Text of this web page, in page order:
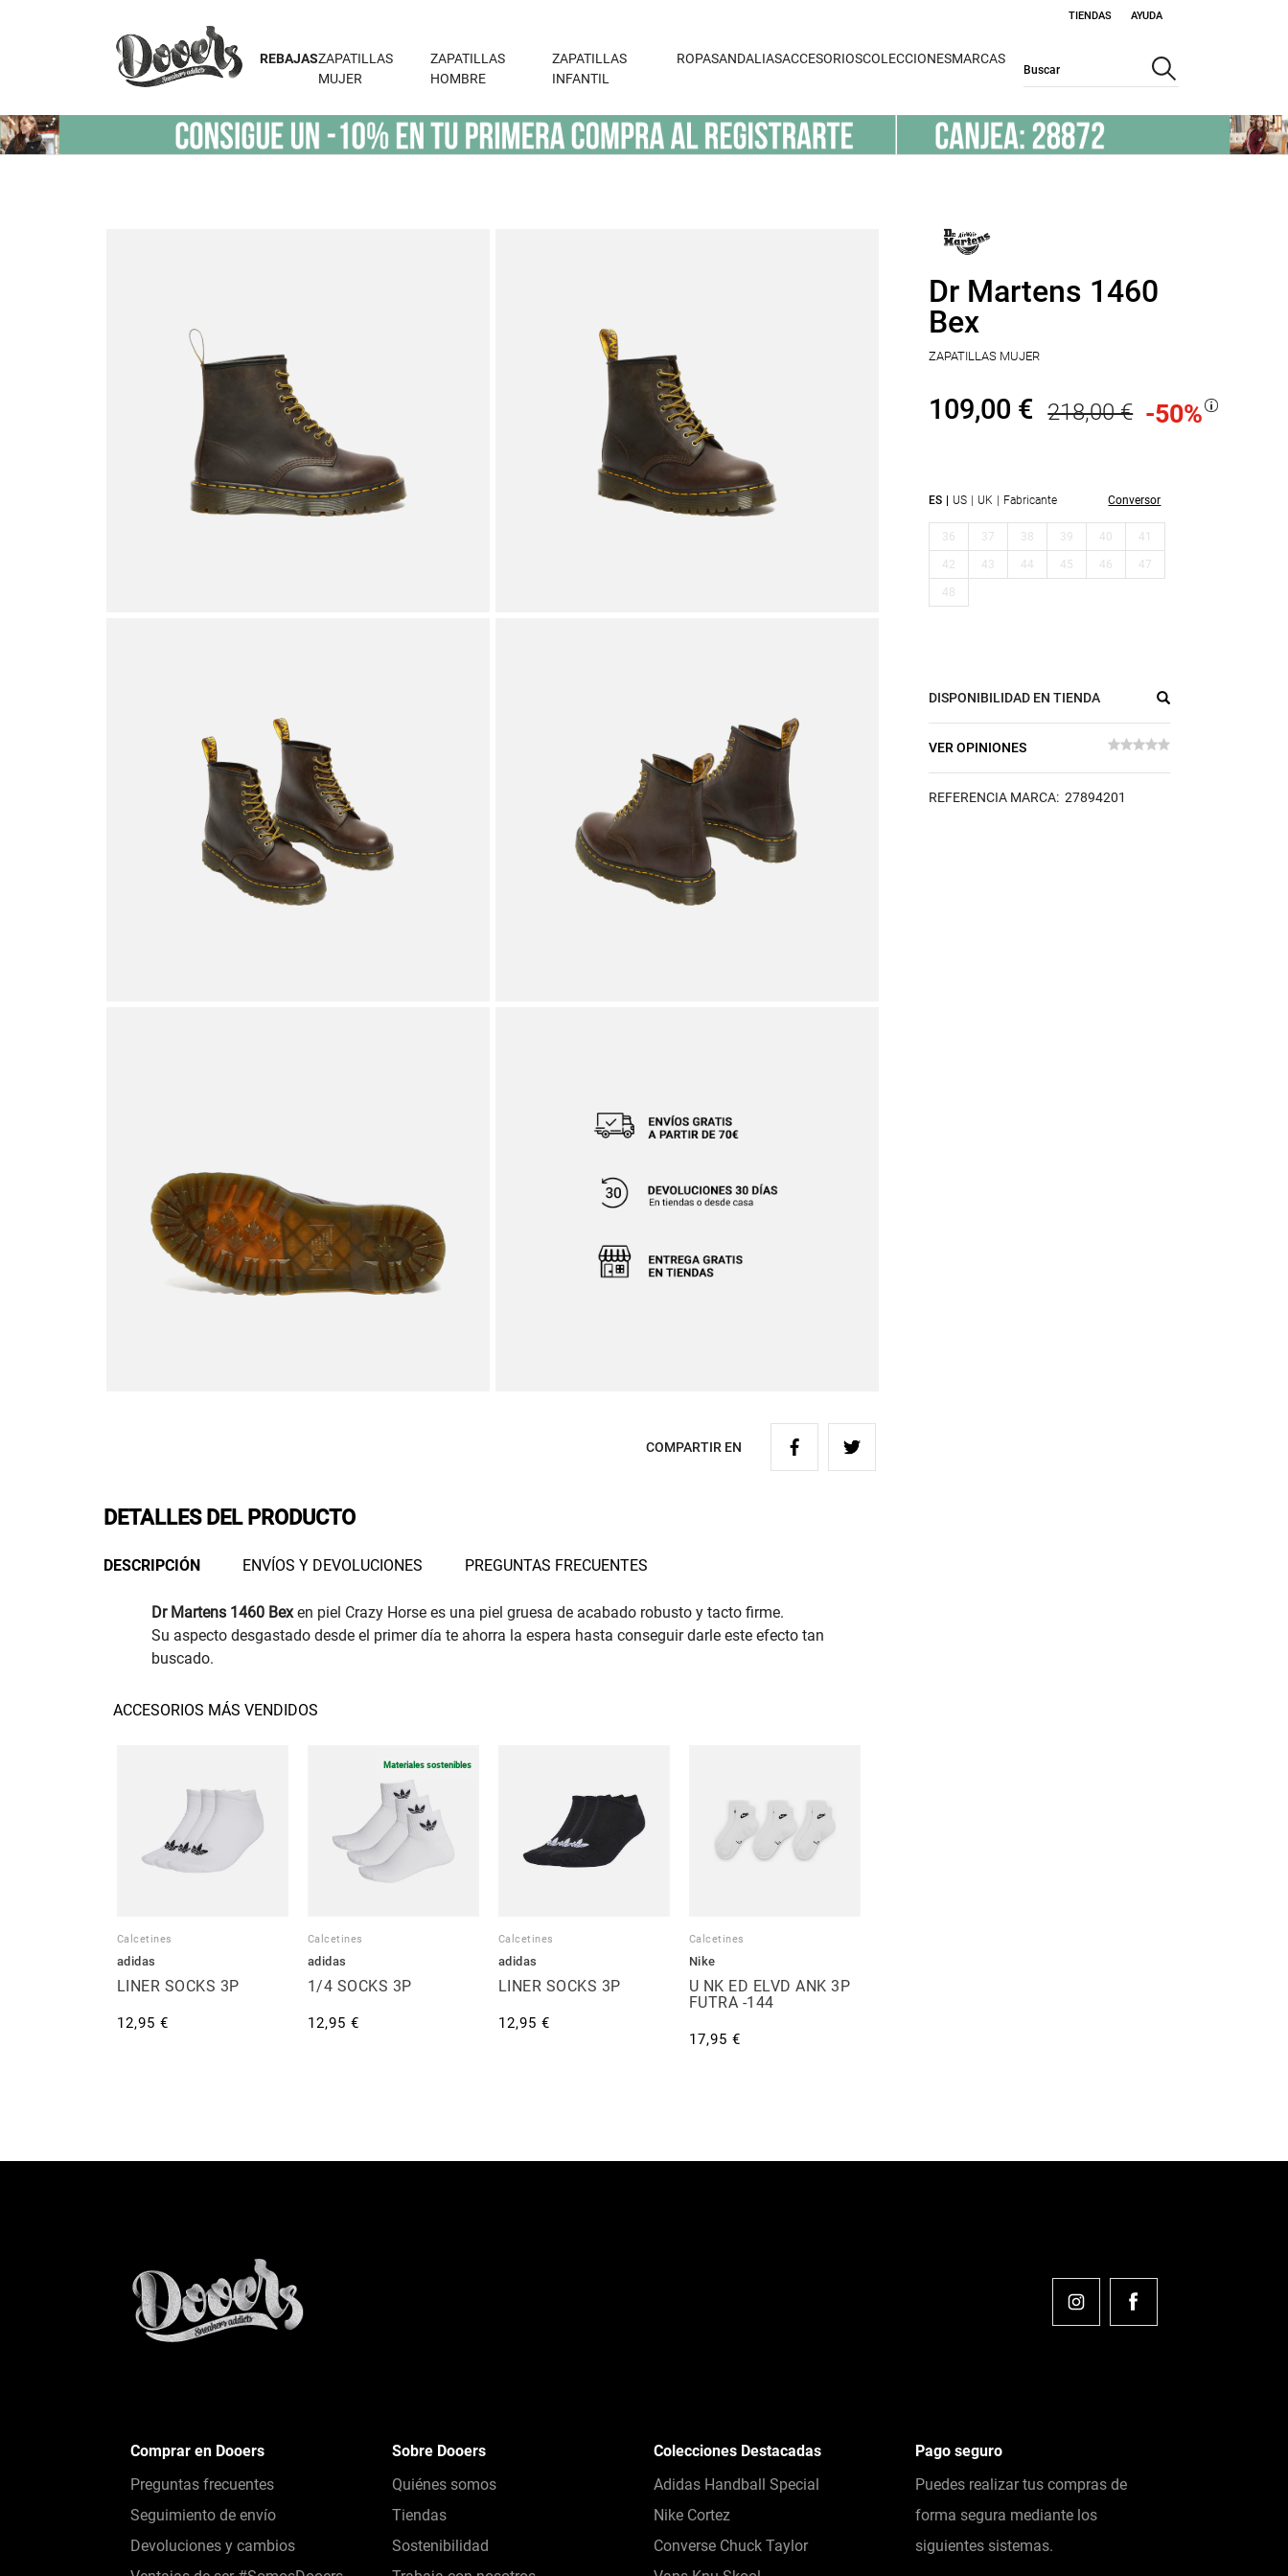
TIENDAS AYUDA
REBAJASZAPATILLAS
MUJER
ZAPATILLAS
HOMBRE
ZAPATILLAS
INFANTIL
ROPASANDALIASACCESORIOSCOLECCIONESMARCAS
Dr Martens 1460
Bex
ZAPATILLAS MUJER
109,00 € 218,00 € -50%
ES US UK Fabricante Conversor
36 37 38 39 40 41
42 43 44 45 46 47
48
DISPONIBILIDAD EN TIENDA
VER OPINIONES
REFERENCIA MARCA: 27894201
COMPARTIR EN
DETALLES DEL PRODUCTO
DESCRIPCIÓN ENVÍOS Y DEVOLUCIONES PREGUNTAS FRECUENTES
Dr Martens 1460 Bexen piel Crazy Horse es una piel gruesa de acabado robusto y tacto firme.
Su aspecto desgastado desde el primer día te ahorra la espera hasta conseguir darle este efecto tan
buscado.
ACCESORIOS MÁS VENDIDOS
Calcetines
adidas
LINER SOCKS 3P
12,95 €
Materiales sostenibles
Calcetines
adidas
1/4 SOCKS 3P
12,95 €
Calcetines
adidas
LINER SOCKS 3P
12,95 €
Calcetines
Nike
U NK ED ELVD ANK 3P
FUTRA -144
17,95 €
Comprar en Dooers
Preguntas frecuentes
Seguimiento de envío
Devoluciones y cambios
Sobre Dooers
Quiénes somos
Tiendas
Sostenibilidad
Colecciones Destacadas
Adidas Handball Special
Nike Cortez
Converse Chuck Taylor
Pago seguro
Puedes realizar tus compras de
forma segura mediante los
siguientes sistemas.